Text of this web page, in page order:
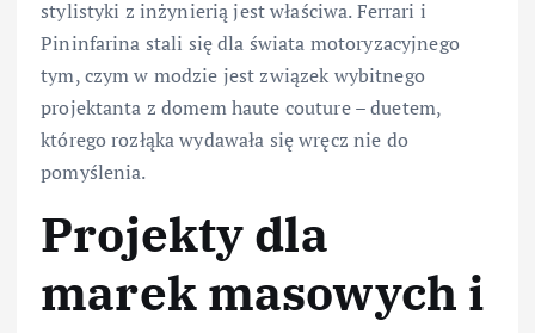
stylistyki z inżynierią jest właściwa. Ferrari i
Pininfarina stali się dla świata motoryzacyjnego
tym, czym w modzie jest związek wybitnego
projektanta z domem haute couture – duetem,
którego rozłąka wydawała się wręcz nie do
pomyślenia.
Projekty dla
marek masowych i